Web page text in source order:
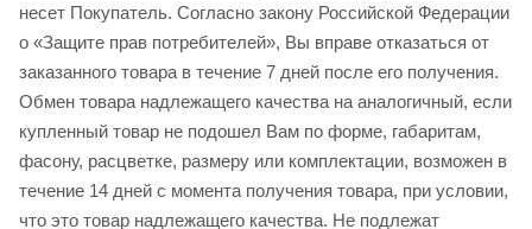
несет Покупатель. Согласно закону Российской Федерации
о «Защите прав потребителей», Вы вправе отказаться от
заказанного товара в течение 7 дней после его получения.
Обмен товара надлежащего качества на аналогичный, если
купленный товар не подошел Вам по форме, габаритам,
фасону, расцветке, размеру или комплектации, возможен в
течение 14 дней с момента получения товара, при условии,
что это товар надлежащего качества. Не подлежат